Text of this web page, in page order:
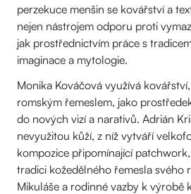
perzekuce menšin se kovářství a
nejen nástrojem odporu proti
jak prostřednictvím práce s
imaginace a mytologie.
Monika Kováčová využívá
romským řemeslem, jako
do nových vizí a narativů. Adrián
nevyužitou kůží, z níž vytváří
kompozice připomínající
tradici kožedělného řemesla svého
Mikuláše a rodinné vazby k výrobě